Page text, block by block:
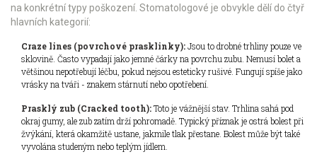
na konkrétní typy poškození. Stomatologové je obvykle dělí do čtyř
hlavních kategorií:
Craze lines (povrchové prasklinky):Jsou to drobné trhliny pouze ve
sklovině. Často vypadají jako jemné čárky na povrchu zubu. Nemusí bolet a
většinou nepotřebují léčbu, pokud nejsou esteticky rušivé. Fungují spíše jako
vrásky na tváři - znakem stárnutí nebo opotřebení.
Prasklý zub (Cracked tooth):Toto je vážnější stav. Trhlina sahá pod
okraj gumy, ale zub zatím drží pohromadě. Typický příznak je ostrá bolest při
žvýkání, která okamžitě ustane, jakmile tlak přestane. Bolest může být také
vyvolána studeným nebo teplým jídlem.